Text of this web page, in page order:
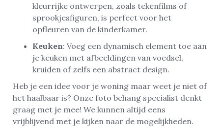
kleurrijke ontwerpen, zoals tekenfilms of
sprookjesfiguren, is perfect voor het
opfleuren van de kinderkamer.
Keuken: Voeg een dynamisch element toe aan
je keuken met afbeeldingen van voedsel,
kruiden of zelfs een abstract design.
Heb je een idee voor je woning maar weet je niet of
het haalbaar is? Onze foto behang specialist denkt
graag met je mee! We kunnen altijd eens
vrijblijvend met je kijken naar de mogelijkheden.